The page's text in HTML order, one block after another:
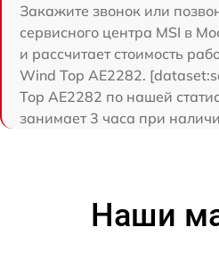
Закажите звонок или
сервисного центра MSI в
и рассчитает стоимость
Wind Top AE2282.
Top AE2282 по нашей
занимает 3 часа при
Наши